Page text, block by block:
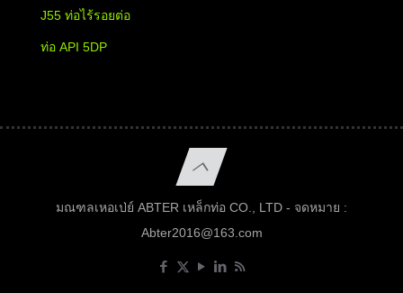
J55 ท่อไร้รอยต่อ
ท่อ API 5DP
มณฑลเหอเป่ย์ ABTER เหล็กท่อ CO., LTD - จดหมาย :
Abter2016@163.com